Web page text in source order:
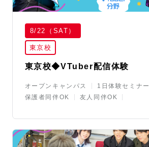
8/22（SAT）
東京校
東京校◆VTuber配信体験
オープンキャンパス
1日体験セミナー
保護者同伴OK
友人同伴OK